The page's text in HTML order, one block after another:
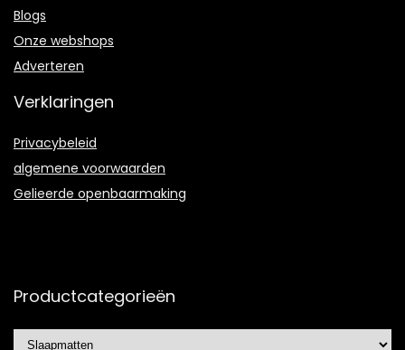
Blogs
Onze webshops
Adverteren
Verklaringen
Privacybeleid
algemene voorwaarden
Gelieerde openbaarmaking
Productcategorieën